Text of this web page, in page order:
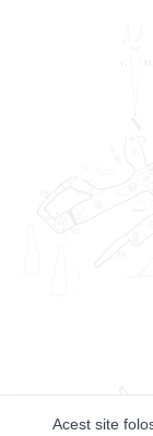
Acest site